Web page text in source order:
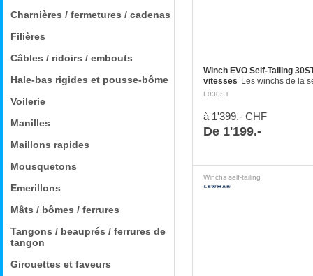
Charnières / fermetures / cadenas
Filières
Câbles / ridoirs / embouts
Hale-bas rigides et pousse-bôme
Voilerie
Manilles
Maillons rapides
Mousquetons
Emerillons
Mâts / bômes / ferrures
Tangons / beauprés / ferrures de
tangon
Girouettes et faveurs
Winch EVO Self-Tailing
vitesses Les winchs de la
Self-Tailing conviennent
sur des bateaux de 6,5 m et
L030ST
à 1'399.- CHF
De 1'199.-
Winchs self-tailing